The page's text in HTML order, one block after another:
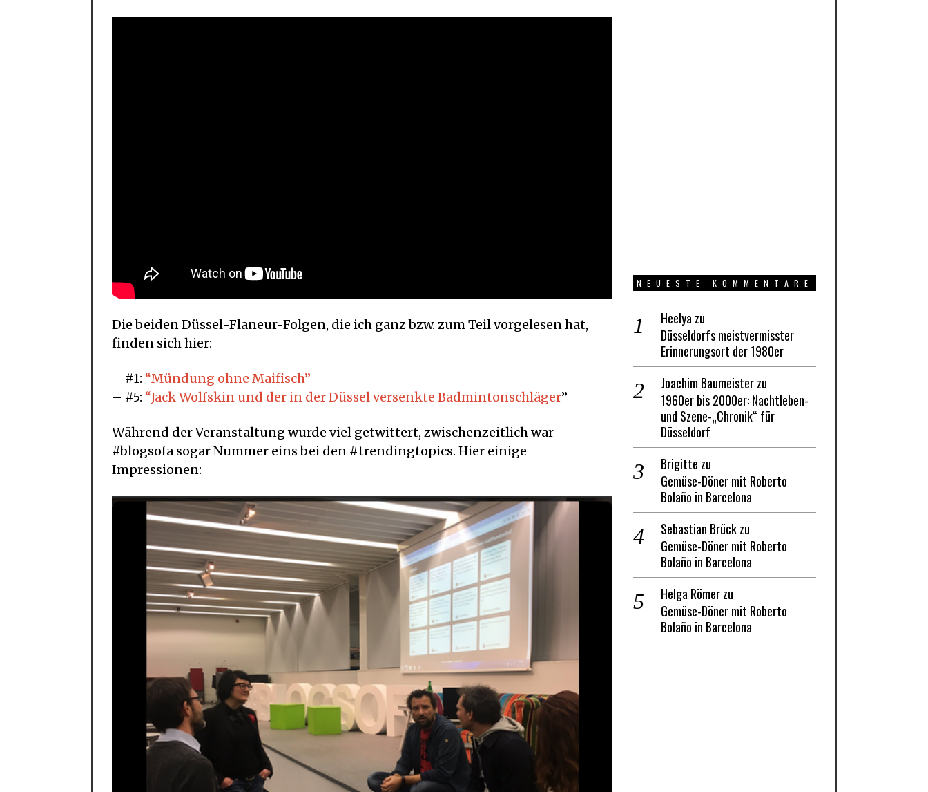
Die beiden Düssel-Flaneur-Folgen, die ich ganz bzw. zum Teil vorgelesen hat,
finden sich hier:
– #1: “Mündung ohne Maifisch”
– #5: “Jack Wolfskin und der in der Düssel versenkte Badmintonschläger”
Während der Veranstaltung wurde viel getwittert, zwischenzeitlich war
#blogsofa sogar Nummer eins bei den #trendingtopics. Hier einige
Impressionen:
NEUESTE KOMMENTARE
Heelya zu
Düsseldorfs meistvermisster
Erinnerungsort der 1980er
Joachim Baumeisterzu
1960er bis 2000er: Nachtleben-
und Szene-„Chronik“ für
Düsseldorf
Brigitte zu
Gemüse-Döner mit Roberto
Bolaño in Barcelona
Sebastian Brückzu
Gemüse-Döner mit Roberto
Bolaño in Barcelona
Helga Römerzu
Gemüse-Döner mit Roberto
Bolaño in Barcelona